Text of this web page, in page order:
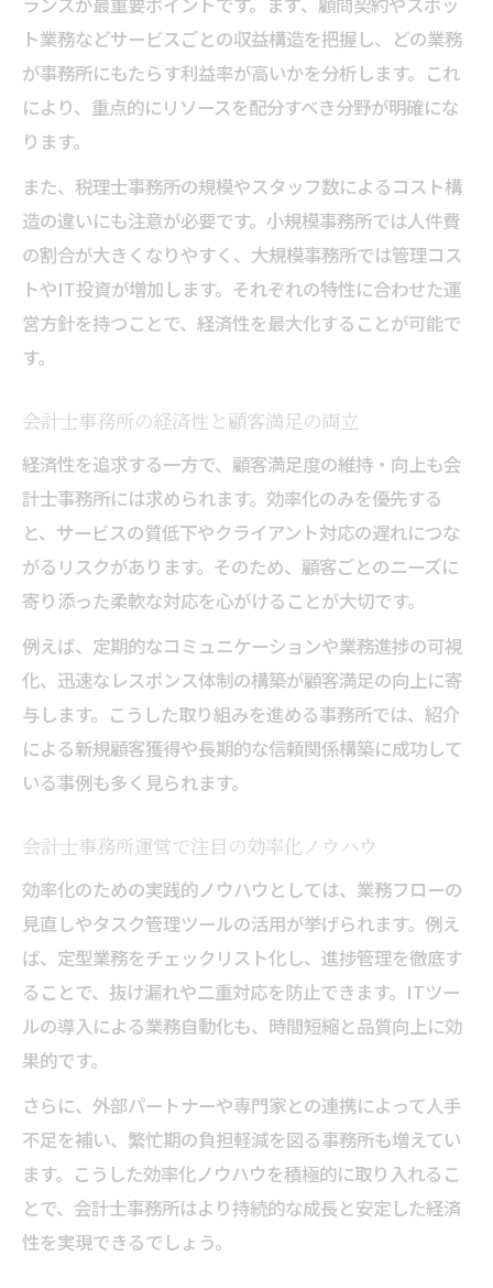
ト業務などサービスごとの収益構造を把握し、どの業務
が事務所にもたらす利益率が高いかを分析します。これ
により、重点的にリソースを配分すべき分野が明確にな
ります。
また、税理士事務所の規模やスタッフ数によるコスト構
造の違いにも注意が必要です。小規模事務所では人件費
の割合が大きくなりやすく、大規模事務所では管理コス
トやIT投資が増加します。それぞれの特性に合わせた運
営方針を持つことで、経済性を最大化することが可能で
す。
会計士事務所の経済性と顧客満足の両立
経済性を追求する一方で、顧客満足度の維持・向上も会
計士事務所には求められます。効率化のみを優先する
と、サービスの質低下やクライアント対応の遅れにつな
がるリスクがあります。そのため、顧客ごとのニーズに
寄り添った柔軟な対応を心がけることが大切です。
例えば、定期的なコミュニケーションや業務進捗の可視
化、迅速なレスポンス体制の構築が顧客満足の向上に寄
与します。こうした取り組みを進める事務所では、紹介
による新規顧客獲得や長期的な信頼関係構築に成功して
いる事例も多く見られます。
会計士事務所運営で注目の効率化ノウハウ
効率化のための実践的ノウハウとしては、業務フローの
見直しやタスク管理ツールの活用が挙げられます。例え
ば、定型業務をチェックリスト化し、進捗管理を徹底す
ることで、抜け漏れや二重対応を防止できます。ITツー
ルの導入による業務自動化も、時間短縮と品質向上に効
果的です。
さらに、外部パートナーや専門家との連携によって人手
不足を補い、繁忙期の負担軽減を図る事務所も増えてい
ます。こうした効率化ノウハウを積極的に取り入れるこ
とで、会計士事務所はより持続的な成長と安定した経済
性を実現できるでしょう。